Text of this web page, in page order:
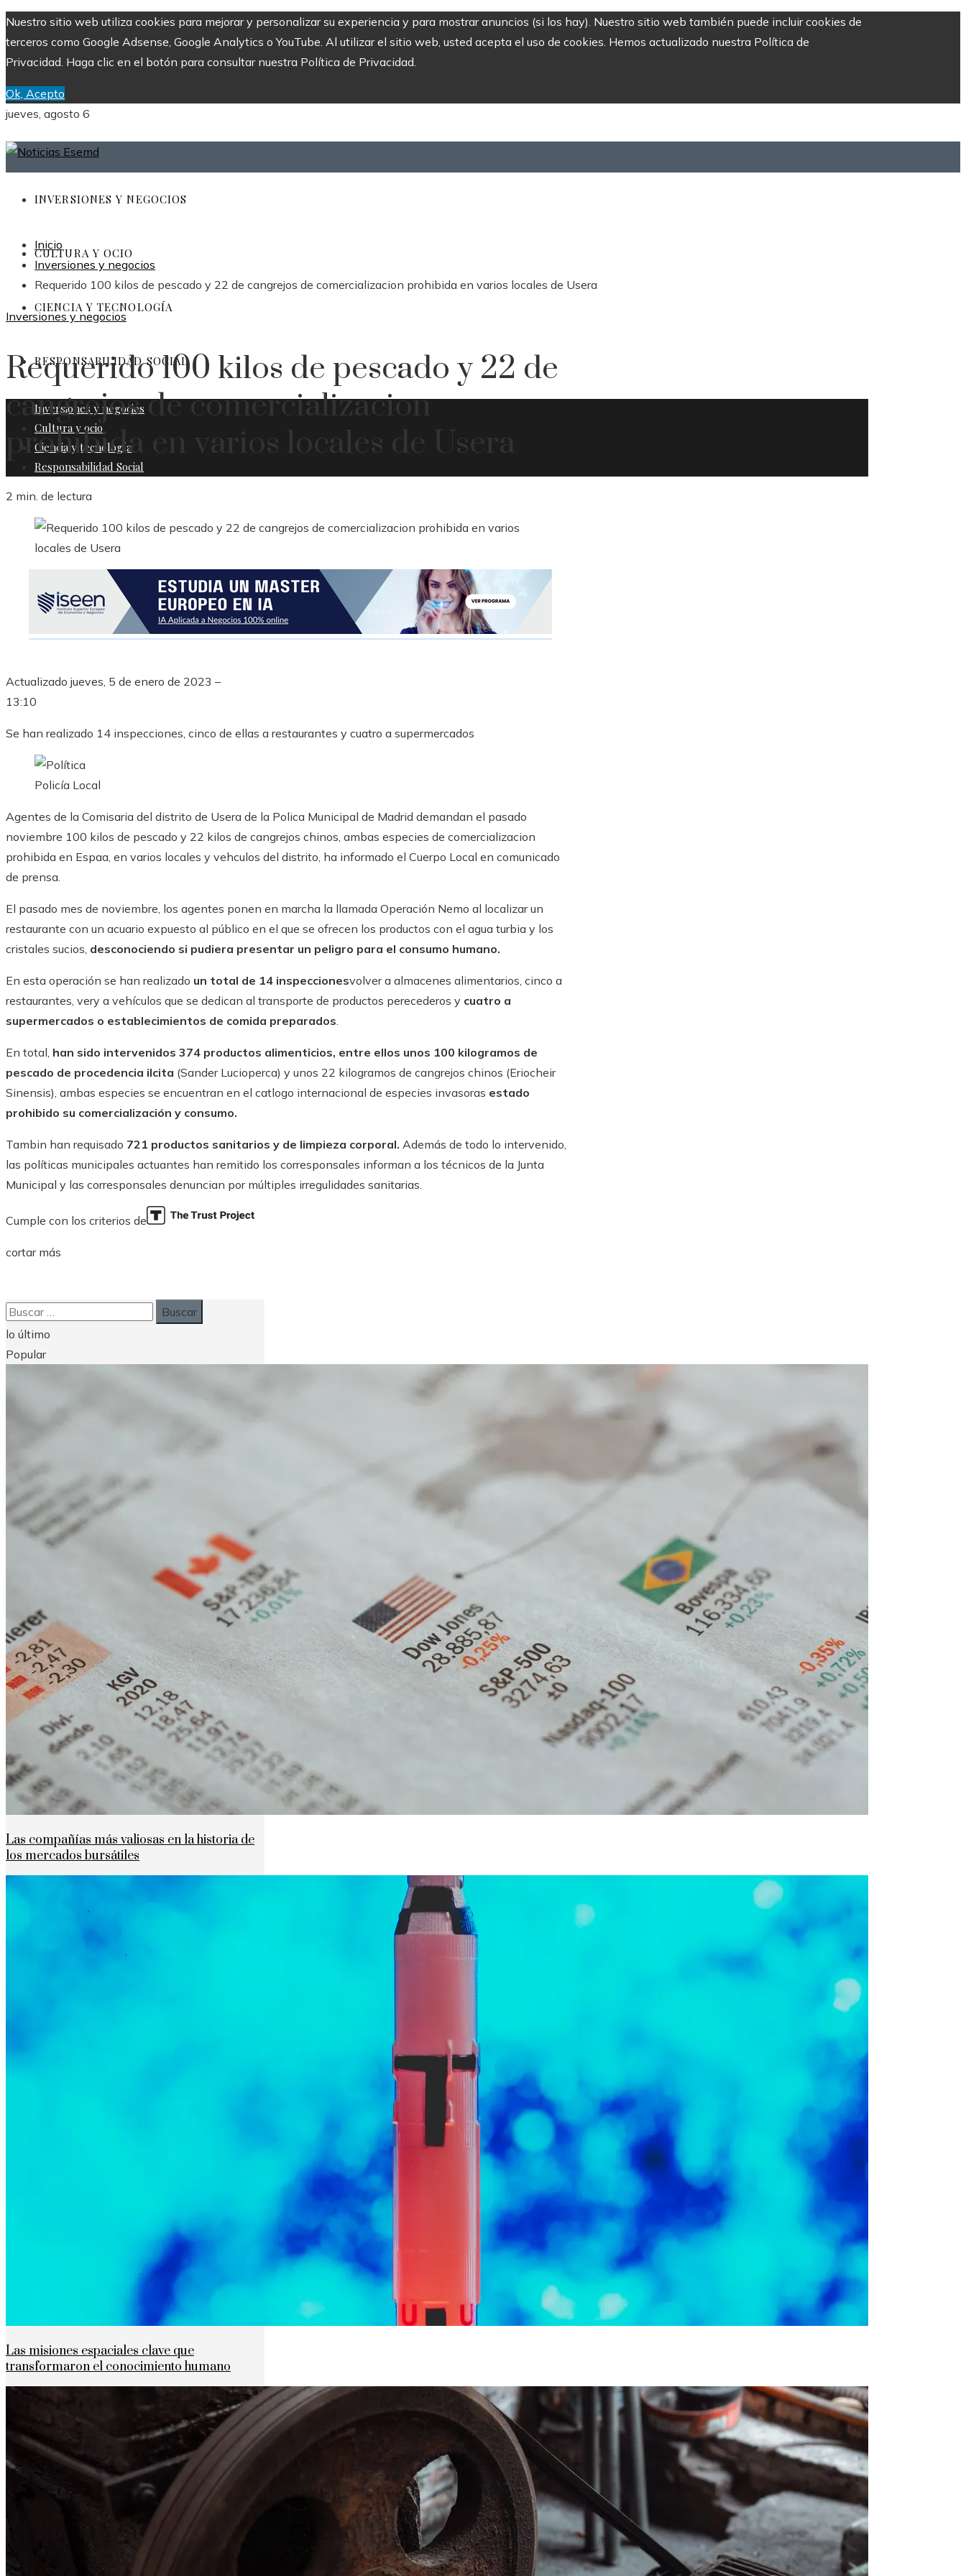
Nuestro sitio web utiliza cookies para mejorar y personalizar su experiencia y para mostrar anuncios (si los hay). Nuestro sitio web también puede incluir cookies de
terceros como Google Adsense, Google Analytics o YouTube. Al utilizar el sitio web, usted acepta el uso de cookies. Hemos actualizado nuestra Política de
Privacidad. Haga clic en el botón para consultar nuestra Política de Privacidad.
Ok, Acepto
jueves, agosto 6
INVERSIONES Y NEGOCIOS
CULTURA Y OCIO
CIENCIA Y TECNOLOGÍA
RESPONSABILIDAD SOCIAL
Inversiones y negocios
Cultura y ocio
Ciencia y tecnología
Responsabilidad Social
Inicio
Inversiones y negocios
Requerido 100 kilos de pescado y 22 de cangrejos de comercializacion prohibida en varios locales de Usera
Inversiones y negocios
Requerido 100 kilos de pescado y 22 de
cangrejos de comercializacion
prohibida en varios locales de Usera
2 min. de lectura
Actualizado jueves, 5 de enero de 2023 –
13:10
Se han realizado 14 inspecciones, cinco de ellas a restaurantes y cuatro a supermercados
Policía Local
Agentes de la Comisaria del distrito de Usera de la Polica Municipal de Madrid demandan el pasado
noviembre 100 kilos de pescado y 22 kilos de cangrejos chinos, ambas especies de comercializacion
prohibida en Espaa, en varios locales y vehculos del distrito, ha informado el Cuerpo Local en comunicado
de prensa.
El pasado mes de noviembre, los agentes ponen en marcha la llamada Operación Nemo al localizar un
restaurante con un acuario expuesto al público en el que se ofrecen los productos con el agua turbia y los
cristales sucios, desconociendo si pudiera presentar un peligro para el consumo humano.
En esta operación se han realizado un total de 14 inspeccionesvolver a almacenes alimentarios, cinco a
restaurantes, very a vehículos que se dedican al transporte de productos perecederos y cuatro a
supermercados o establecimientos de comida preparados.
En total, han sido intervenidos 374 productos alimenticios, entre ellos unos 100 kilogramos de
pescado de procedencia ilcita (Sander Lucioperca) y unos 22 kilogramos de cangrejos chinos (Eriocheir
Sinensis), ambas especies se encuentran en el catlogo internacional de especies invasoras estado
prohibido su comercialización y consumo.
Tambin han requisado 721 productos sanitarios y de limpieza corporal. Además de todo lo intervenido,
las políticas municipales actuantes han remitido los corresponsales informan a los técnicos de la Junta
Municipal y las corresponsales denuncian por múltiples irregulidades sanitarias.
Cumple con los criterios de
cortar más
Buscar:
lo último
Popular
Las compañías más valiosas en la historia de
los mercados bursátiles
Las misiones espaciales clave que
transformaron el conocimiento humano